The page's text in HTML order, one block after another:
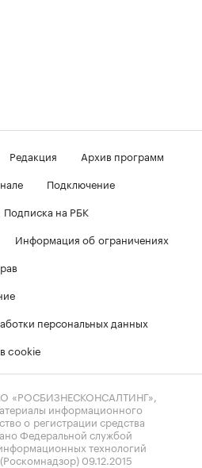
Редакция
Архив программ
Подключение
Подписка на РБК
Информация об ограничениях
персональных данных
cookie
«РОСБИЗНЕСКОНСАЛТИНГ»,
информационного
о регистрации средства
Федеральной службой
технологий
09.12.2015